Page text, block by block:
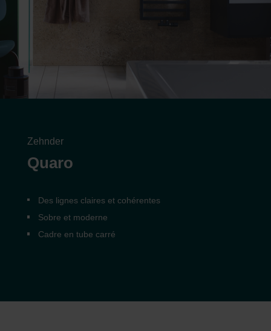
Zehnder
Quaro
Des lignes claires et cohérentes
Sobre et moderne
Cadre en tube carré